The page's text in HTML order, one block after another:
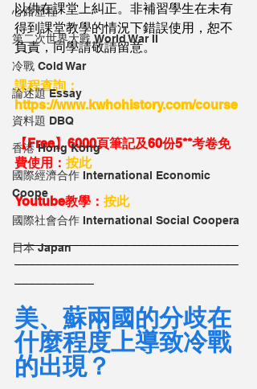
心路歷程
第二次世界大戰 World War II
冷戰 Cold War
論述題 Essay
資料題 DBQ
香港 Hong Kong
國際經濟合作 International Economic
Coope
國際社會合作 International Social Coopera
日本 Japan
以供在課堂上糾正。非補習學生在未有
得到課堂教學的情況下錯誤使用，恕不
負責，同學請敬請留意。
課程查詢：
https://www.kwhohistory.com/course
【Free】6000頁筆記及60份5**考卷免
費使用： 按此
Youtube教學： 按此
_______________________________
_______________________________
美、蘇兩國的分歧在
什麼程度上導致冷戰
的出現？